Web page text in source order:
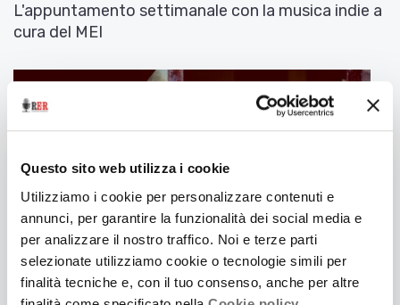
Questo sito web utilizza i cookie
Utilizziamo i cookie per personalizzare contenuti e
annunci, per garantire la funzionalità dei social media e
per analizzare il nostro traffico. Noi e terze parti
selezionate utilizziamo cookie o tecnologie simili per
finalità tecniche e, con il tuo consenso, anche per altre
L'appuntamento settimanale con la musica indie a
cura del MEI